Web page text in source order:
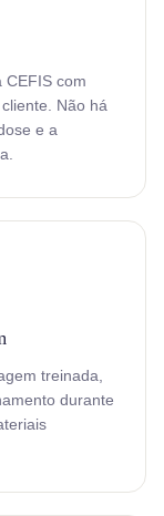
CEFIS com
Não há
e a
treinada,
durante